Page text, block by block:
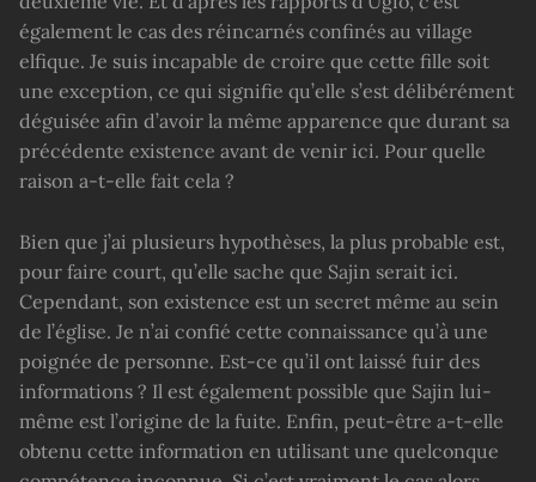
également le cas des réincarnés confinés au village
elfique. Je suis incapable de croire que cette fille soit
une exception, ce qui signifie qu’elle s’est délibérément
déguisée afin d’avoir la même apparence que durant sa
précédente existence avant de venir ici. Pour quelle
raison a-t-elle fait cela ?
Bien que j’ai plusieurs hypothèses, la plus probable est,
pour faire court, qu’elle sache que Sajin serait ici.
Cependant, son existence est un secret même au sein
de l’église. Je n’ai confié cette connaissance qu’à une
poignée de personne. Est-ce qu’il ont laissé fuir des
informations ? Il est également possible que Sajin lui-
même est l’origine de la fuite. Enfin, peut-être a-t-elle
obtenu cette information en utilisant une quelconque